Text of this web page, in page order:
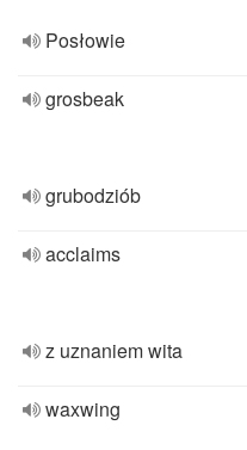
Posłowie
grosbeak
grubodziób
acclaims
z uznaniem wita
waxwing